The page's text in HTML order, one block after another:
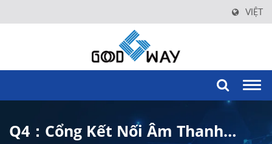
VIỆT
Q4：Cổng Kết Nối Âm Thanh